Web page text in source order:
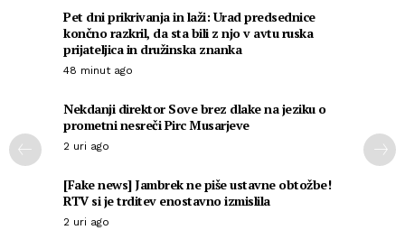
Pet dni prikrivanja in laži: Urad predsednice
končno razkril, da sta bili z njo v avtu ruska
prijateljica in družinska znanka
48 minut ago
Nekdanji direktor Sove brez dlake na jeziku o
prometni nesreči Pirc Musarjeve
2 uri ago
[Fake news] Jambrek ne piše ustavne obtožbe!
RTV si je trditev enostavno izmislila
2 uri ago